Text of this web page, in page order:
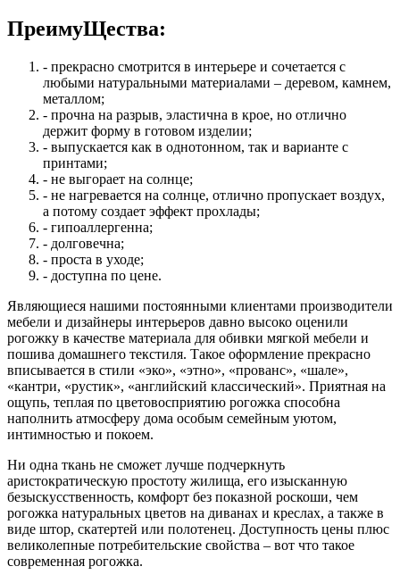
ПреимуЩества:
- прекрасно смотрится в интерьере и сочетается с
любыми натуральными материалами – деревом, камнем,
металлом;
- прочна на разрыв, эластична в крое, но отлично
держит форму в готовом изделии;
- выпускается как в однотонном, так и варианте с
принтами;
- не выгорает на солнце;
- не нагревается на солнце, отлично пропускает воздух,
а потому создает эффект прохлады;
- гипоаллергенна;
- долговечна;
- проста в уходе;
- доступна по цене.
Являющиеся нашими постоянными клиентами производители
мебели и дизайнеры интерьеров давно высоко оценили
рогожку в качестве материала для обивки мягкой мебели и
пошива домашнего текстиля. Такое оформление прекрасно
вписывается в стили «эко», «этно», «прованс», «шале»,
«кантри, «рустик», «английский классический». Приятная на
ощупь, теплая по цветовосприятию рогожка способна
наполнить атмосферу дома особым семейным уютом,
интимностью и покоем.
Ни одна ткань не сможет лучше подчеркнуть
аристократическую простоту жилища, его изысканную
безыскусственность, комфорт без показной роскоши, чем
рогожка натуральных цветов на диванах и креслах, а также в
виде штор, скатертей или полотенец. Доступность цены плюс
великолепные потребительские свойства – вот что такое
современная рогожка.